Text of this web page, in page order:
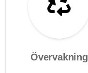
Övervakning